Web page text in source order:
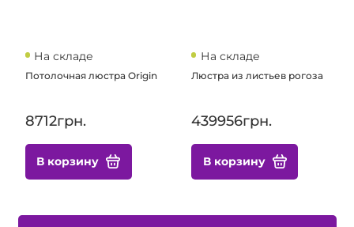
На складе
Потолочная люстра Origin
8712грн.
В корзину
На складе
Люстра из листьев рогоза
439956грн.
В корзину